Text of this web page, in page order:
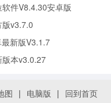
件V8.4.30安卓版
v3.7.0
新版V3.1.7
本v3.0.27
图 | 电脑版 | 回到首页